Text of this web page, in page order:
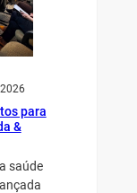
para
&
saúde